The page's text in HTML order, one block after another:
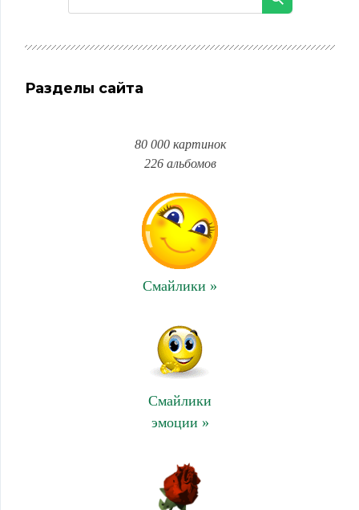
Разделы сайта
80 000 картинок
226 альбомов
Смайлики »
Смайлики
эмоции »